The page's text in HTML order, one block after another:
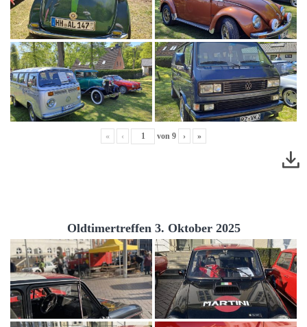
« ‹ von 9 › »
Oldtimertreffen 3. Oktober 2025